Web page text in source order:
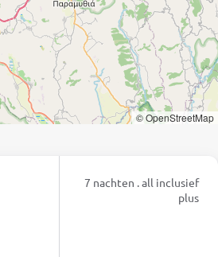
© OpenStreetMap
7 nachten . all inclusief
plus